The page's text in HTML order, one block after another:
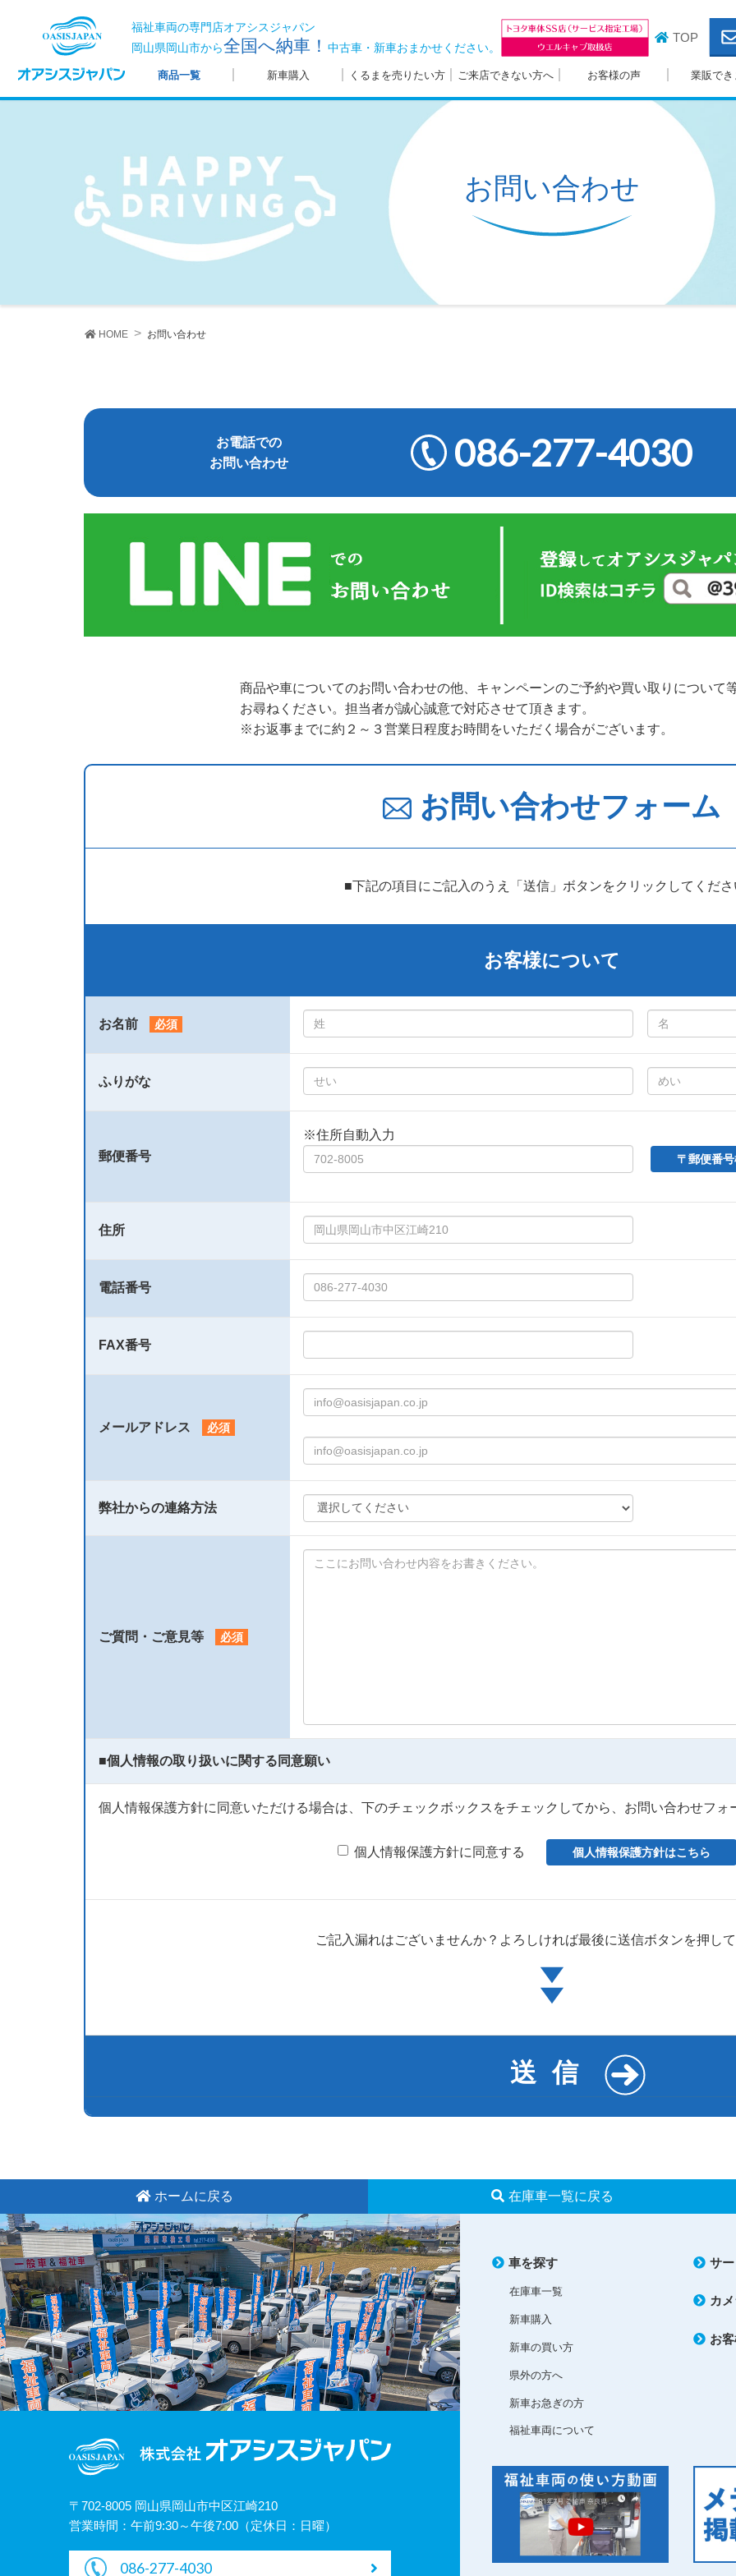
福祉車両の専門店オアシスジャパン
岡山県岡山市から全国へ納車！中古車・新車おまかせください。
TOP
商品一覧 新車購入 くるまを売りたい方 ご来店できない方へ お客様の声 業販でき
お問い合わせ
HOME お問い合わせ
お電話での
お問い合わせ
086-277-4030
商品や車についてのお問い合わせの他、キャンペーンのご予約や買い取りについて
お尋ねください。担当者が誠心誠意で対応させて頂きます。
※お返事までに約２～３営業日程度お時間をいただく場合がございます。
お問い合わせフォーム
■下記の項目にご記入のうえ「送信」ボタンをクリックしてくだ
お客様について
お名前 必須
ふりがな
郵便番号
※住所自動入力
〒郵便番
住所
電話番号
FAX番号
メールアドレス 必須
弊社からの連絡方法
ご質問・ご意見等 必須
■個人情報の取り扱いに関する同意願い
個人情報保護方針に同意いただける場合は、下のチェックボックスをチェックしてから、お問い合わせフォ
個人情報保護方針に同意する 個人情報保護方針はこちら
ご記入漏れはございませんか？ よろしければ最後に送信ボタンを押し
ホームに戻る 在庫車一覧に戻る
〒702-8005 岡山県岡山市中区江崎210
営業時間：午前9:30～午後7:00（定休日：日曜）
086-277-4030
車を探す
在庫車一覧
新車購入
新車の買い方
県外の方へ
新車お急ぎの方
福祉車両について
サ
カ
お